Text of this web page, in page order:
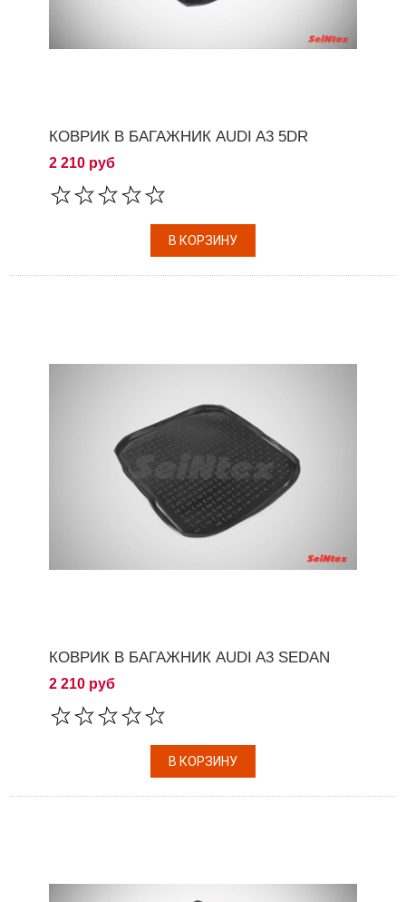
КОВРИК В БАГАЖНИК AUDI A3 5DR
2 210 руб
КОВРИК В БАГАЖНИК AUDI A3 SEDAN
2 210 руб